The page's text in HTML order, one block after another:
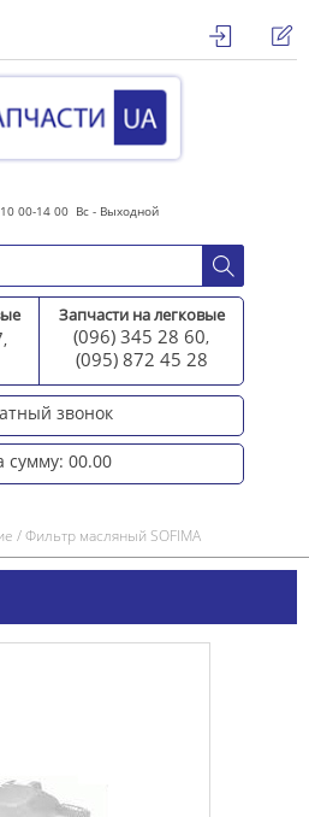
00-14 00 Вс - Выходной
,
Запчасти на легковые
(096) 345 28 60,
(095) 872 45 28
звонок
сумму: 00.00
/Фильтр масляный SOFIMA